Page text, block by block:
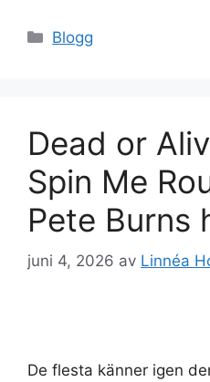
Kategorier
Blogg
Dead or
Spin Me
Pete Burns
juni 4, 2026 av Linnéa
De flesta känner igen